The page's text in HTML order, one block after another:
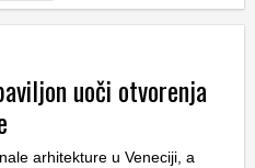
uoči otvorenja
arhitekture u Veneciji, a